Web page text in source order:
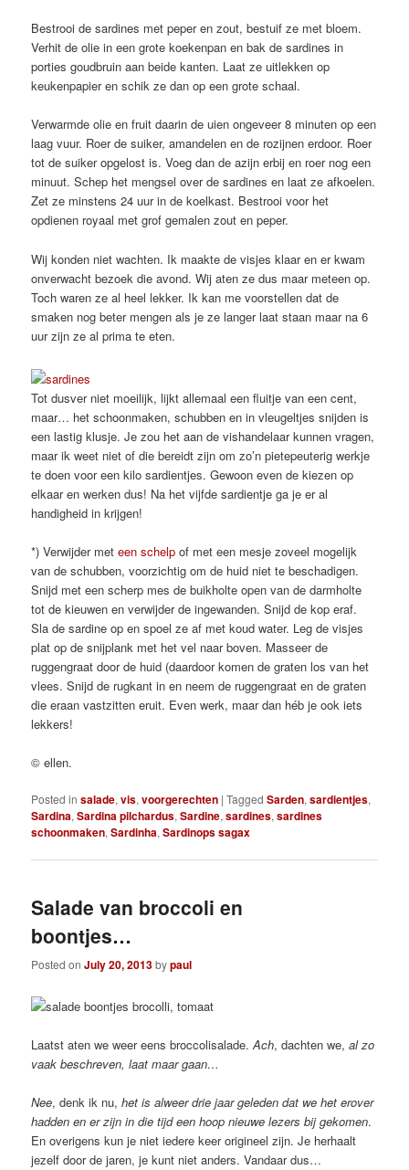
Bestrooi de sardines met peper en zout, bestuif ze met bloem.
Verhit de olie in een grote koekenpan en bak de sardines in
porties goudbruin aan beide kanten. Laat ze uitlekken op
keukenpapier en schik ze dan op een grote schaal.
Verwarmde olie en fruit daarin de uien ongeveer 8 minuten op een
laag vuur. Roer de suiker, amandelen en de rozijnen erdoor. Roer
tot de suiker opgelost is. Voeg dan de azijn erbij en roer nog een
minuut. Schep het mengsel over de sardines en laat ze afkoelen.
Zet ze minstens 24 uur in de koelkast. Bestrooi voor het
opdienen royaal met grof gemalen zout en peper.
Wij konden niet wachten. Ik maakte de visjes klaar en er kwam
onverwacht bezoek die avond. Wij aten ze dus maar meteen op.
Toch waren ze al heel lekker. Ik kan me voorstellen dat de
smaken nog beter mengen als je ze langer laat staan maar na 6
uur zijn ze al prima te eten.
Tot dusver niet moeilijk, lijkt allemaal een fluitje van een cent,
maar… het schoonmaken, schubben en in vleugeltjes snijden is
een lastig klusje. Je zou het aan de vishandelaar kunnen vragen,
maar ik weet niet of die bereidt zijn om zo’n pietepeuterig werkje
te doen voor een kilo sardientjes. Gewoon even de kiezen op
elkaar en werken dus! Na het vijfde sardientje ga je er al
handigheid in krijgen!
*) Verwijder meteen schelp of met een mesje zoveel mogelijk
van de schubben, voorzichtig om de huid niet te beschadigen.
Snijd met een scherp mes de buikholte open van de darmholte
tot de kieuwen en verwijder de ingewanden. Snijd de kop eraf.
Sla de sardine op en spoel ze af met koud water. Leg de visjes
plat op de snijplank met het vel naar boven. Masseer de
ruggengraat door de huid (daardoor komen de graten los van het
vlees. Snijd de rugkant in en neem de ruggengraat en de graten
die eraan vastzitten eruit. Even werk, maar dan héb je ook iets
lekkers!
© ellen.
Posted in salade,vis,voorgerechten |Tagged Sarden,sardientjes,
Sardina,Sardina pilchardus,Sardine,sardines,sardines
schoonmaken,Sardinha,Sardinops sagax
Salade van broccoli en
boontjes…
Posted onJuly 20, 2013bypaul
Laatst aten we weer eens broccolisalade.Ach, dachten we, al zo
vaak beschreven, laat maar gaan…
Nee, denk ik nu,het is alweer drie jaar geleden dat we het erover
hadden en er zijn in die tijd een hoop nieuwe lezers bij gekomen.
En overigens kun je niet iedere keer origineel zijn. Je herhaalt
jezelf door de jaren, je kunt niet anders. Vandaar dus…